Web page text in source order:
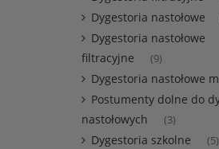
Dygestoria nastołowe
Dygestoria nastołowe
filtracyjne
(9)
Dygestoria nastołowe
Postumenty dolne do
nastołowych
(3)
Dygestoria szkolne (5)